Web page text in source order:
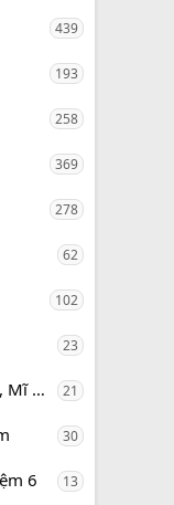
439
193
258
369
278
62
102
23
Nghệ thuật (Âm nhạc, Mĩ thuật) 21
30
6 13